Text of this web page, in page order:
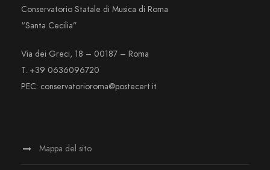
Conservatorio Statale di Musica di Roma
“Santa Cecilia”
Via dei Greci, 18 – 00187 – Roma
T. +39 0636096720
PEC: conservatorioroma@postecert.it
Mappa del sito